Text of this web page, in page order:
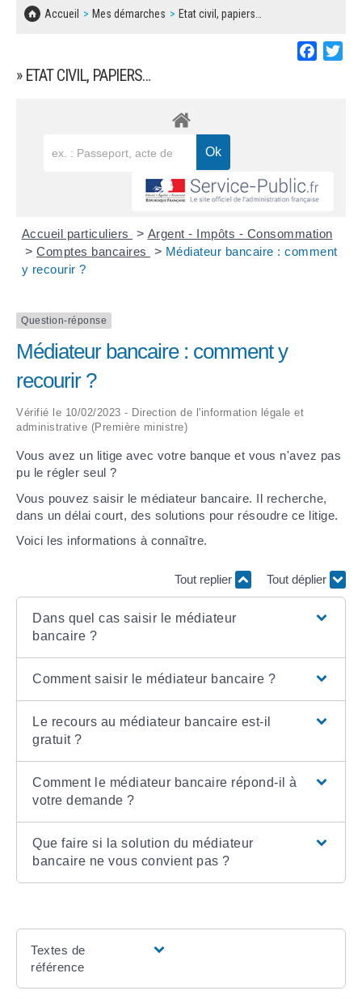
Accueil Mes démarches Etat civil, papiers…
» ETAT CIVIL, PAPIERS…
Accueil particuliers > Argent - Impôts - Consommation
> Comptes bancaires > Médiateur bancaire : comment
y recourir ?
Question-réponse
Médiateur bancaire : comment y
recourir ?
Vérifié le 10/02/2023 - Direction de l'information légale et
administrative (Première ministre)
Vous avez un litige avec votre banque et vous n'avez pas
pu le régler seul ?
Vous pouvez saisir le médiateur bancaire. Il recherche,
dans un délai court, des solutions pour résoudre ce litige.
Voici les informations à connaître.
Tout replier Tout déplier
Dans quel cas saisir le médiateur
bancaire ?
Comment saisir le médiateur bancaire ?
Le recours au médiateur bancaire est-il
gratuit ?
Comment le médiateur bancaire répond-il à
votre demande ?
Que faire si la solution du médiateur
bancaire ne vous convient pas ?
Textes de
référence
CONCERTATIONS PUBLIQUES
SOLIDARITÉ, LOGEMENT
DECHETS
BESOIN D'UNE AIDE ?
LES ASSOCIATIONS
MARCHÉS PUBLICS
REGLEMENT LOCAL DE PUBLICITÉ
DECLARATION DE DEMARCHAGE
DOSSIER DE DEMANDE DE SUBVENTION
DEMANDE DE PRÊT DE MATERIEL
FICHE D'ORGANISATION MANIFESTATION
PLAN D'ACTION MUNICIPAL